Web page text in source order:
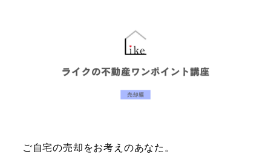
ご自宅の売却をお考えのあなた。